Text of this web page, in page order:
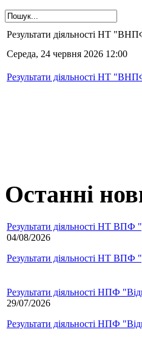
Результати діяльності НТ
Середа, 24 червня 2026 12:00
Результати діяльності НТ
Останні
Результати діяльності НТ ВПФ
04/08/2026
Результати діяльності НТ ВПФ
Результати діяльності НПФ
29/07/2026
Результати діяльності НПФ